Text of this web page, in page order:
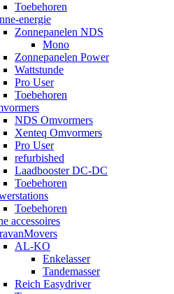
Toebehoren
energie
Zonnepanelen NDS
Mono
Zonnepanelen Power
Wattstunde
Pro User
Toebehoren
NDS Omvormers
Xenteq Omvormers
Pro User
refurbished
Laadbooster DC-DC
Toebehoren
Toebehoren
accessoires
AL-KO
Enkelasser
Tandemasser
Reich Easydriver